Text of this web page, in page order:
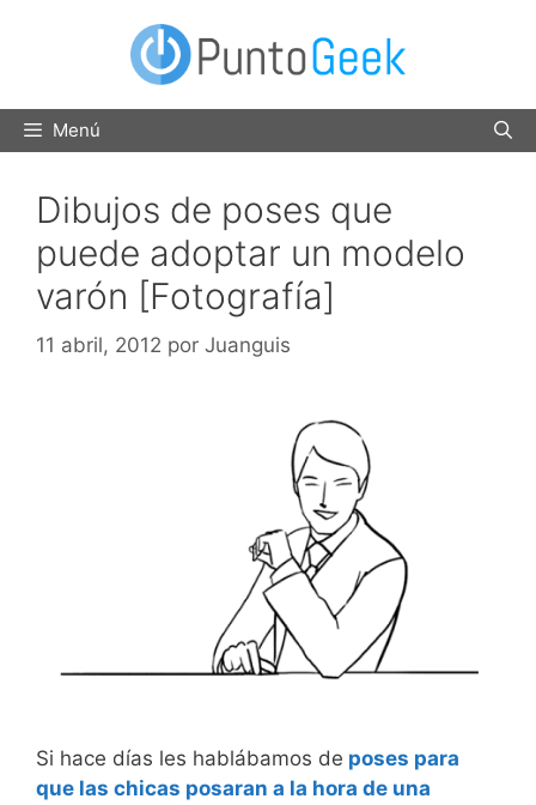
Menú
Dibujos de poses que
puede adoptar un modelo
varón [Fotografía]
11 abril, 2012 por Juanguis
Si hace días les hablábamos de poses para
que las chicas posaran a la hora de una